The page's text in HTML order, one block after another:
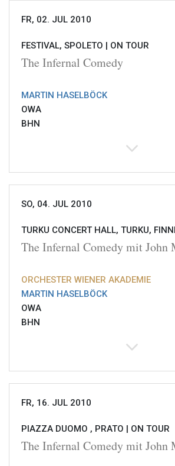
FR, 02. JUL 2010
FESTIVAL, SPOLETO | ON TOUR
The Infernal Comedy
MARTIN HASELBÖCK
OWA
BHN
SO, 04. JUL 2010
TURKU CONCERT HALL, TURKU,
The Infernal Comedy mit John
ORCHESTER WIENER AKADEMIE
MARTIN HASELBÖCK
OWA
BHN
FR, 16. JUL 2010
PIAZZA DUOMO , PRATO | ON TOUR
The Infernal Comedy mit John